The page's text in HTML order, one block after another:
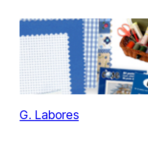
G. Labores